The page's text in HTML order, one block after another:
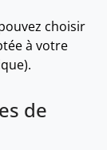
choisir
à votre
de